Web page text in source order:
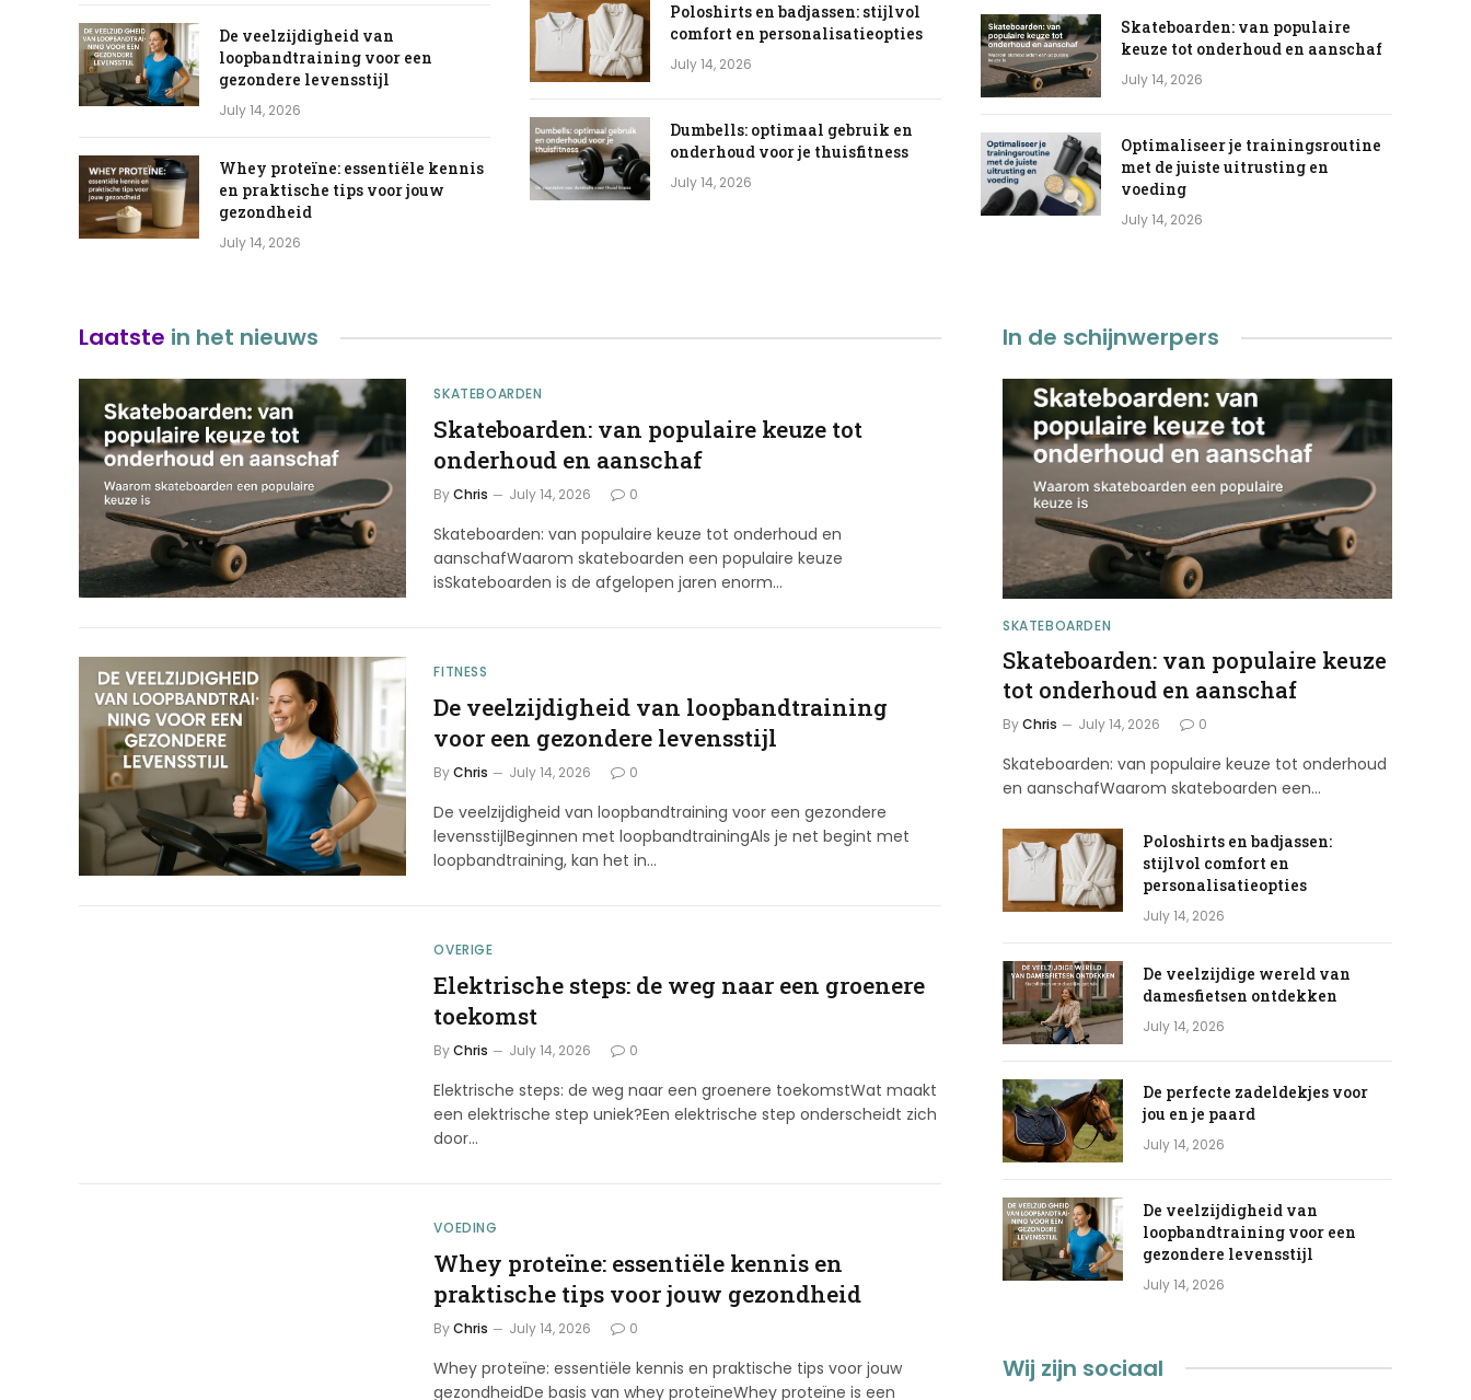
De veelzijdigheid van
loopbandtraining voor een
gezondere levensstijl
July 14, 2026
Whey proteïne: essentiële kennis
en praktische tips voor jouw
gezondheid
July 14, 2026
Poloshirts en badjassen: stijlvol
comfort en personalisatieopties
July 14, 2026
Dumbells: optimaal gebruik en
onderhoud voor je thuisfitness
July 14, 2026
Skateboarden: van populaire
keuze tot onderhoud en aanschaf
July 14, 2026
Optimaliseer je trainingsroutine
met de juiste uitrusting en
voeding
July 14, 2026
Laatste in het nieuws
SKATEBOARDEN
Skateboarden: van populaire keuze tot
onderhoud en aanschaf
By Chris July 14, 2026 0
Skateboarden: van populaire keuze tot onderhoud en
aanschafWaarom skateboarden een populaire keuze
isSkateboarden is de afgelopen jaren enorm…
FITNESS
De veelzijdigheid van loopbandtraining
voor een gezondere levensstijl
By Chris July 14, 2026 0
De veelzijdigheid van loopbandtraining voor een gezondere
levensstijlBeginnen met loopbandtrainingAls je net begint met
loopbandtraining, kan het in…
OVERIGE
Elektrische steps: de weg naar een groenere
toekomst
By Chris July 14, 2026 0
Elektrische steps: de weg naar een groenere toekomstWat maakt
een elektrische step uniek?Een elektrische step onderscheidt zich
door…
VOEDING
Whey proteïne: essentiële kennis en
praktische tips voor jouw gezondheid
By Chris July 14, 2026 0
Whey proteïne: essentiële kennis en praktische tips voor jouw
gezondheidDe basis van whey proteïneWhey proteïne is een
In de schijnwerpers
SKATEBOARDEN
Skateboarden: van populaire keuze
tot onderhoud en aanschaf
ByChris July 14, 2026 0
Skateboarden: van populaire keuze tot onderhoud
en aanschafWaarom skateboarden een…
Poloshirts en badjassen:
stijlvol comfort en
personalisatieopties
July 14, 2026
De veelzijdige wereld van
damesfietsen ontdekken
July 14, 2026
De perfecte zadeldekjes voor
jou en je paard
July 14, 2026
De veelzijdigheid van
loopbandtraining voor een
gezondere levensstijl
July 14, 2026
Wij zijn sociaal